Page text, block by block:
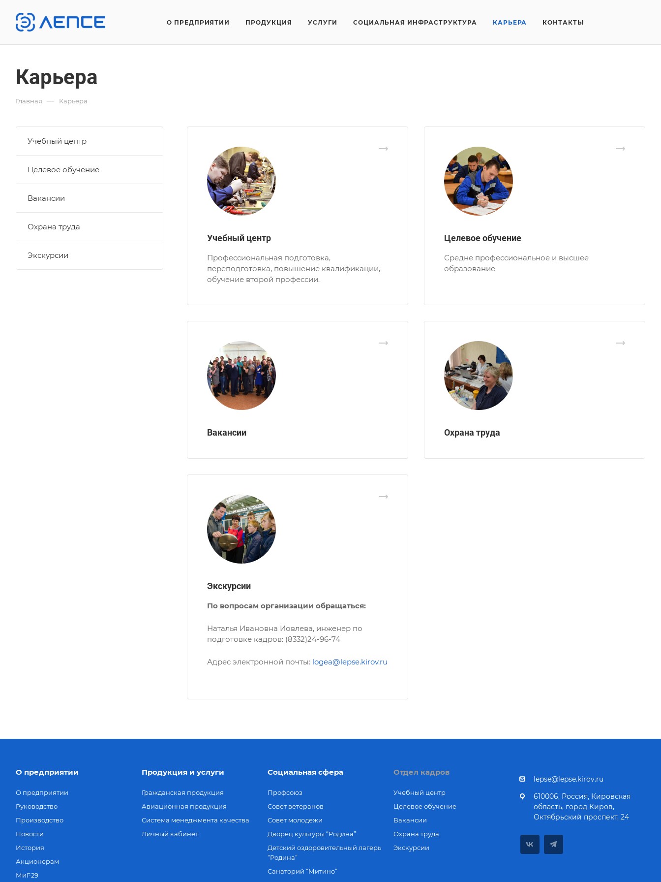
О ПРЕДПРИЯТИИ ПРОДУКЦИЯ УСЛУГИ СОЦИАЛЬНАЯ ИНФРАСТРУКТУРА КАРЬЕРА КОНТАКТЫ
Карьера
Главная — Карьера
Учебный центр
Профессиональная подготовка,
переподготовка, повышение квалификации,
обучение второй профессии.
Целевое обучение
Средне профессиональное и высшее
образование
Вакансии Охрана труда
Экскурсии
По вопросам организации обращаться:
Наталья Ивановна Иовлева, инженер по
подготовке кадров: (8332)24-96-74
Адрес электронной почты: logea@lepse.kirov.ru
Учебный центр
Целевое обучение
Вакансии
Охрана труда
Экскурсии
О предприятии
О предприятии
Руководство
Производство
Новости
История
Акционерам
МиГ-29
Продукция и услуги
Гражданская продукция
Авиационная продукция
Система менеджмента качества
Личный кабинет
Социальная сфера
Профсоюз
Совет ветеранов
Совет молодежи
Дворец культуры “Родина”
Детский оздоровительный лагерь
“Родина”
Санаторий “Митино”
Отдел кадров
Учебный центр
Целевое обучение
Вакансии
Охрана труда
Экскурсии
lepse@lepse.kirov.ru
610006, Россия, Кировская
область, город Киров,
Октябрьский проспект, 24